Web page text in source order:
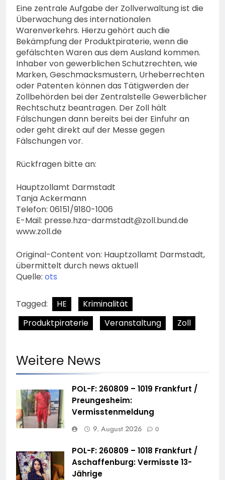
Eine zentrale Aufgabe der Zollverwaltung ist die
Überwachung des internationalen
Warenverkehrs. Hierzu gehört auch die
Bekämpfung der Produktpiraterie, wenn die
gefälschten Waren aus dem Ausland kommen.
Inhaber von gewerblichen Schutzrechten, wie
Marken, Geschmacksmustern, Urheberrechten
oder Patenten können das Tätigwerden der
Zollbehörden bei der Zentralstelle Gewerblicher
Rechtschutz beantragen. Der Zoll hält
Fälschungen dann bereits bei der Einfuhr an
oder geht direkt auf der Messe gegen
Fälschungen vor.
Rückfragen bitte an:
Hauptzollamt Darmstadt
Tanja Ackermann
Telefon: 06151/9180-1006
E-Mail: presse.hza-darmstadt@zoll.bund.de
www.zoll.de
Original-Content von: Hauptzollamt Darmstadt,
übermittelt durch news aktuell
Quelle: ots
Tagged: HE
Kriminalität
Produktpiraterie
Veranstaltung Zoll
Weitere News
POL-F: 260809 – 1019 Frankfurt /
Preungesheim:
Vermisstenmeldung
9. August 2026 0
POL-F: 260809 – 1018 Frankfurt /
Aschaffenburg: Vermisste 13-
Jährige